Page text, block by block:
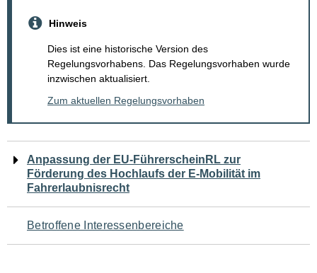
Hinweis
Dies ist eine historische Version des
Regelungsvorhabens. Das Regelungsvorhaben wurde
inzwischen aktualisiert.
Zum aktuellen Regelungsvorhaben
Navigation
für
den
Seiteninhalt
Anpassung der EU-FührerscheinRL zur
Förderung des Hochlaufs der E-Mobilität im
Fahrerlaubnisrecht
Betroffene Interessenbereiche